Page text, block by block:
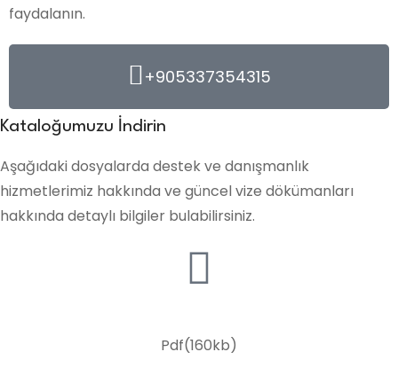
faydalanın.
+905337354315
Kataloğumuzu İndirin
Aşağıdaki dosyalarda destek ve danışmanlık
hizmetlerimiz hakkında ve güncel vize dökümanları
hakkında detaylı bilgiler bulabilirsiniz.
Pdf(160kb)